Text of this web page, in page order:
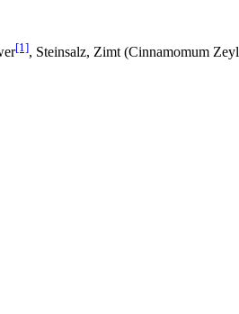
[1], Steinsalz, Zimt (Cinnamomum